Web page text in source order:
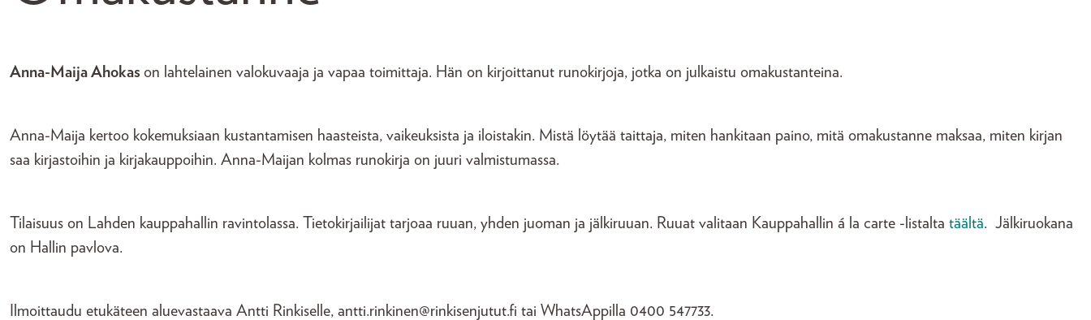
Anna-Maija Ahokas on lahtelainen valokuvaaja ja vapaa toimittaja. Hän on kirjoittanut runokirjoja, jotka on julkaistu omakustanteina.
Anna-Maija kertoo kokemuksiaan kustantamisen haasteista, vaikeuksista ja iloistakin. Mistä löytää taittaja, miten hankitaan paino, mitä omakustanne maksaa, miten kirjan
saa kirjastoihin ja kirjakauppoihin. Anna-Maijan kolmas runokirja on juuri valmistumassa.
Tilaisuus on Lahden kauppahallin ravintolassa. Tietokirjailijat tarjoaa ruuan, yhden juoman ja jälkiruuan. Ruuat valitaan Kauppahallin á la carte -listalta täältä. Jälkiruokana
on Hallin pavlova.
Ilmoittaudu etukäteen aluevastaava Antti Rinkiselle, antti.rinkinen@rinkisenjutut.fi tai WhatsAppilla 0400 547733.